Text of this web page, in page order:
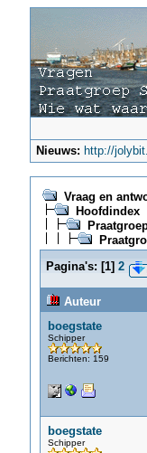
Nieuws: http://
Vraag en
Hoofdindex
Pagina's: [1] 2
Auteur
boegstate
Schipper
Berichten: 159
boegstate
Schipper